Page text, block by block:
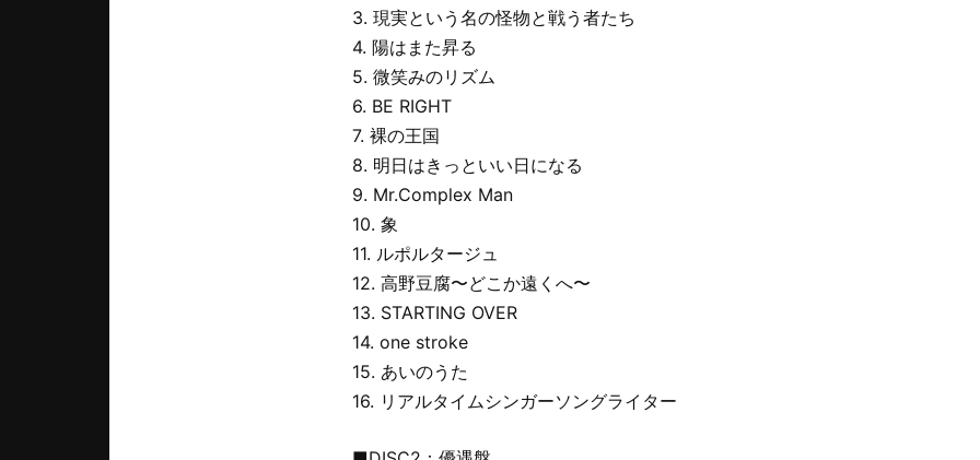
3. 現実という名の怪物と戦う者たち
4. 陽はまた昇る
5. 微笑みのリズム
6. BE RIGHT
7. 裸の王国
8. 明日はきっといい日になる
9. Mr.Complex Man
10. 象
11. ルポルタージュ
12. 高野豆腐〜どこか遠くへ〜
13. STARTING OVER
14. one stroke
15. あいのうた
16. リアルタイムシンガーソングライター